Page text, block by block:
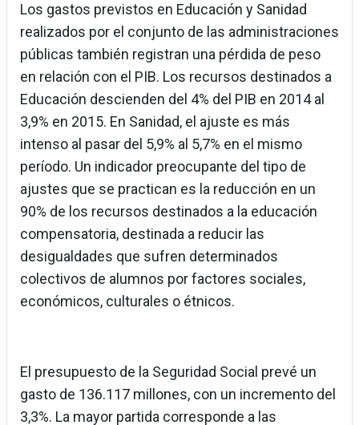
Los gastos previstos en Educación y Sanidad
realizados por el conjunto de las administraciones
públicas también registran una pérdida de peso
en relación con el PIB. Los recursos destinados a
Educación descienden del 4% del PIB en 2014 al
3,9% en 2015. En Sanidad, el ajuste es más
intenso al pasar del 5,9% al 5,7% en el mismo
período. Un indicador preocupante del tipo de
ajustes que se practican es la reducción en un
90% de los recursos destinados a la educación
compensatoria, destinada a reducir las
desigualdades que sufren determinados
colectivos de alumnos por factores sociales,
económicos, culturales o étnicos.
El presupuesto de la Seguridad Social prevé un
gasto de 136.117 millones, con un incremento del
3,3%. La mayor partida corresponde a las